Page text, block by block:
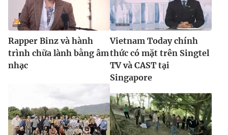
Rapper Binz và hành
trình chữa lành bằng âm
nhạc
Vietnam Today chính
thức có mặt trên Singtel
TV và CAST tại
Singapore